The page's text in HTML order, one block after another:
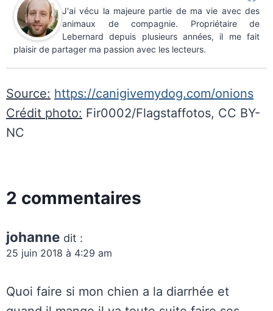
J'ai vécu la majeure partie de ma vie avec des
animaux de compagnie. Propriétaire de
Lebernard depuis plusieurs années, il me fait
plaisir de partager ma passion avec les lecteurs.
Source: https://canigivemydog.com/onions
Crédit photo: Fir0002/Flagstaffotos, CC BY-
NC
2 commentaires
johanne dit :
25 juin 2018 à 4:29 am
Quoi faire si mon chien a la diarrhée et